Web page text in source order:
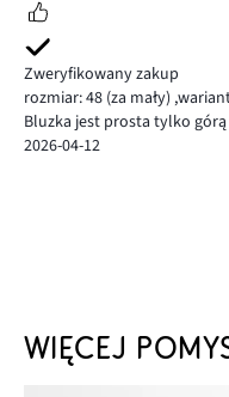
Zweryfikowany zakup
rozmiar: 48 (za mały) ,
Bluzka jest prosta tylko
2026-04-12
WIĘCEJ